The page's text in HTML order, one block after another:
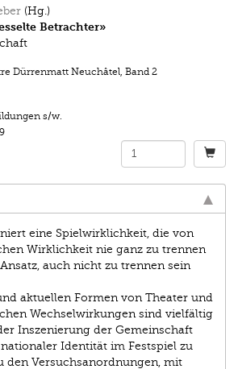
(Hg.)
Betrachter»
Dürrenmatt Neuchâtel, Band 2
s/w.
eine Spielwirklichkeit, die von
Wirklichkeit nie ganz zu trennen
auch nicht zu trennen sein
aktuellen Formen von Theater und
Wechselwirkungen sind vielfältig
Inszenierung der Gemeinschaft
Identität im Festspiel zu
den Versuchsanordnungen, mit